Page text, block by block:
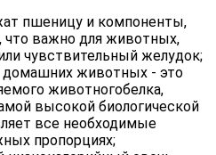
пшеницу и компоненты,
важно для животных,
чувствительный желудок;
домашних животных - это
животногобелка,
высокой биологической
все необходимые
пропорциях;